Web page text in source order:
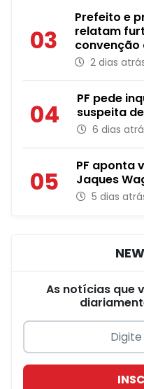
03
Prefeito e
relatam
convenção
2 dias
04
PF pede
suspeita
6 dias
05
PF aponta
Jaques
5 dias
As notícias que